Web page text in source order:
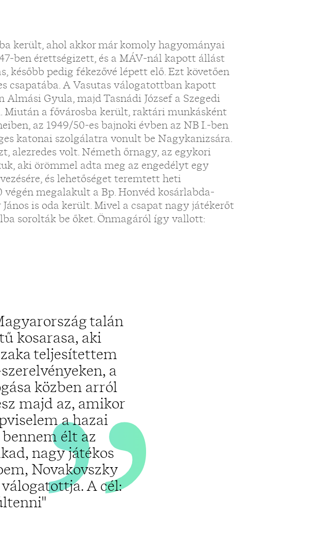
került, ahol akkor már komoly hagyományai
ben érettségizett, és a MÁV-nál kapott állást
pedig fékezővé lépett elő. Ezt követően
csapatába. A Vasutas válogatottban kapott
Almási Gyula, majd Tasnádi József a Szegedi
Miután a fővárosba került, raktári munkásként
az 1949/50-es bajnoki évben az NB I.-ben
katonai szolgálatra vonult be Nagykanizsára.
alezredes volt. Németh őrnagy, az egykori
aki örömmel adta meg az engedélyt egy
és lehetőséget teremtett heti
végén megalakult a Bp. Honvéd kosárlabda-
is oda került. Mivel a csapat nagy játékerőt
sorolták be őket. Önmagáról így vallott:
talán
kosarasa, aki
teljesítettem
a
közben arról
majd az, amikor
a hazai
élt az
nagy játékos
Novakovszky
A cél:
„